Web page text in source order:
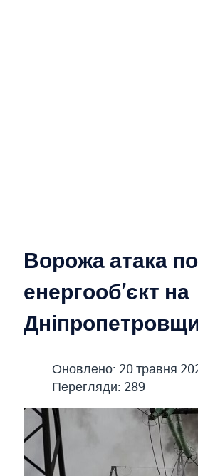
Ворожа атака
енергооб’єкт на
Оновлено: 20 травня
Перегляди: 289